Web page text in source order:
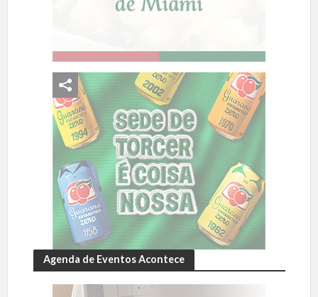
Agenda de Eventos Acontece